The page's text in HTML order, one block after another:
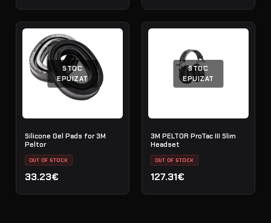
STOC
EPUIZAT
Silicone Gel Pads for 3M
Peltor
OUT OF STOCK
33.23€
STOC
EPUIZAT
3M PELTOR ProTac III Slim
Headset
OUT OF STOCK
127.31€